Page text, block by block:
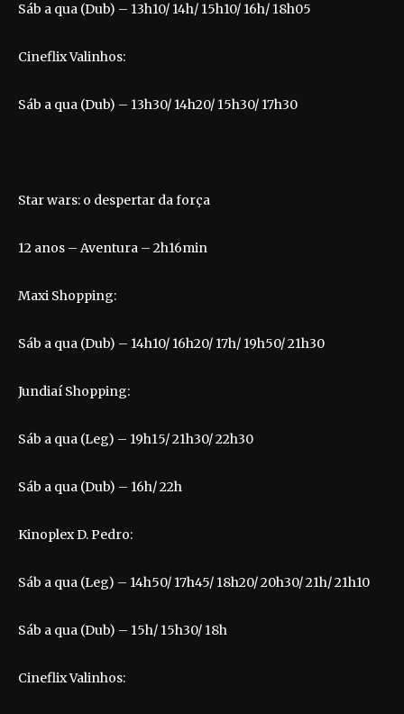
Sáb a qua (Dub) – 13h10/ 14h/ 15h10/ 16h/ 18h05
Cineflix Valinhos:
Sáb a qua (Dub) – 13h30/ 14h20/ 15h30/ 17h30
Star wars: o despertar da força
12 anos – Aventura – 2h16min
Maxi Shopping:
Sáb a qua (Dub) – 14h10/ 16h20/ 17h/ 19h50/ 21h30
Jundiaí Shopping:
Sáb a qua (Leg) – 19h15/ 21h30/ 22h30
Sáb a qua (Dub) – 16h/ 22h
Kinoplex D. Pedro:
Sáb a qua (Leg) – 14h50/ 17h45/ 18h20/ 20h30/ 21h/ 21h10
Sáb a qua (Dub) – 15h/ 15h30/ 18h
Cineflix Valinhos: